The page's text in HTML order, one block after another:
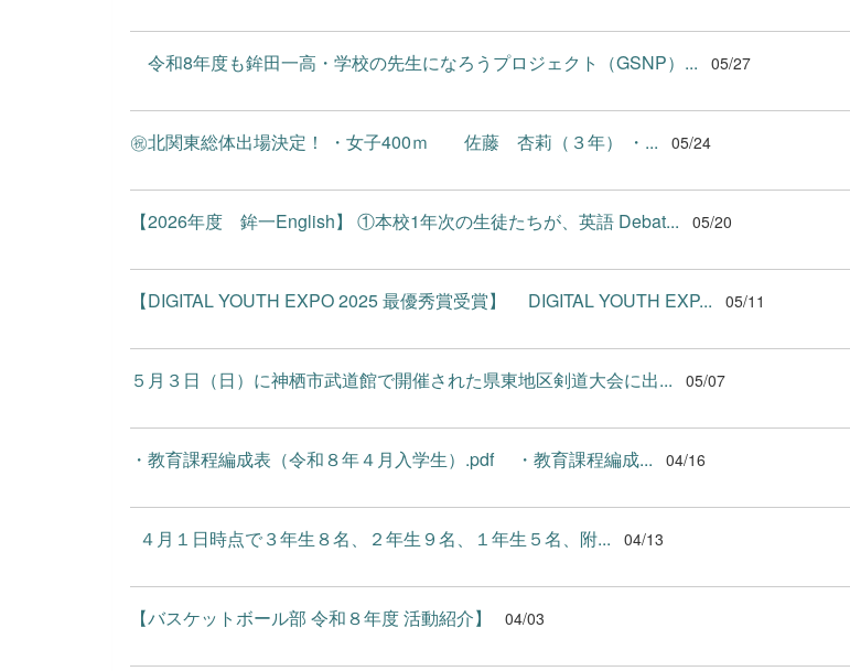
令和8年度も鉾田一高・学校の先生になろうプロジェクト（GSNP）... 05/27
㊗北関東総体出場決定！ ・女子400ｍ 佐藤 杏莉（３年） ・... 05/24
【2026年度 鉾一English】 ①本校1年次の生徒たちが、英語 Debat... 05/20
【DIGITAL YOUTH EXPO 2025 最優秀賞受賞】 DIGITAL YOUTH EXP... 05/11
５月３日（日）に神栖市武道館で開催された県東地区剣道大会に出... 05/07
・教育課程編成表（令和８年４月入学生）.pdf ・教育課程編成... 04/16
４月１日時点で３年生８名、２年生９名、１年生５名、附... 04/13
【バスケットボール部 令和８年度 活動紹介】 04/03